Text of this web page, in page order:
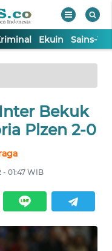
Ekuin Sains-
Bekuk
Plzen 2-0
- 01:47 WIB